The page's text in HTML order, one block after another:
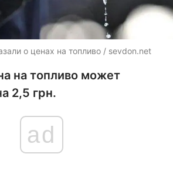
о ценах на топливо / sevdon.net
на топливо может
2,5 грн.
ad